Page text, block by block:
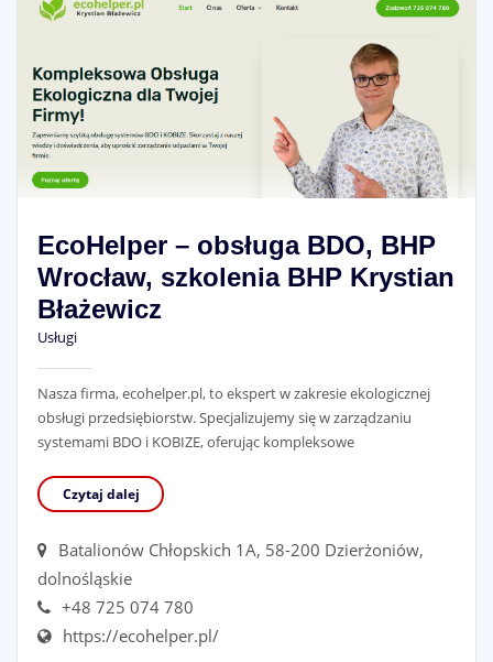
EcoHelper – obsługa BDO, BHP
Wrocław, szkolenia BHP Krystian
Błażewicz
Usługi
Nasza firma, ecohelper.pl, to ekspert w zakresie ekologicznej
obsługi przedsiębiorstw. Specjalizujemy się w zarządzaniu
systemami BDO i KOBIZE, oferując kompleksowe
Czytaj dalej
Batalionów Chłopskich 1A, 58-200 Dzierżoniów,
dolnośląskie
+48 725 074 780
https://ecohelper.pl/